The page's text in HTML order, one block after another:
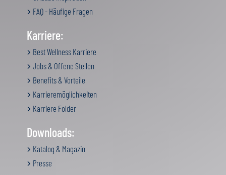
FAQ - Häufige Fragen
Karriere:
Best Wellness Karriere
Jobs & Offene Stellen
Benefits & Vorteile
Karrieremöglichkeiten
Karriere Folder
Downloads:
Katalog & Magazin
Presse